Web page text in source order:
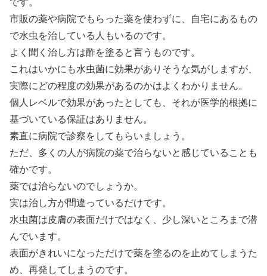
です。
市販の薬や病院でもらった薬を使わずに、自宅にあるもの
で水虫を治している人もいるのです。
よく聞く治し方は酢を塗ると言うものです。
これはいかにも水虫菌に効果がありそうな気がしますが、
実際にどの程度の効果があるのかはよくわかりません。
個人レベルで効果があったとしても、それが医学的根拠に
基づいている保証はありません。
素直に病院で診察をしてもらいましょう。
ただ、多くの人が病院の薬で治らないと感じていることも
確かです。
薬では治らないのでしょうか。
実は治し方が間違っているだけです。
水虫菌は皮膚の表面だけではなく、少し深いところまで潜
んでいます。
表面がきれいになっただけで薬を塗るのを止めてしまうた
め、再発してしまうのです。